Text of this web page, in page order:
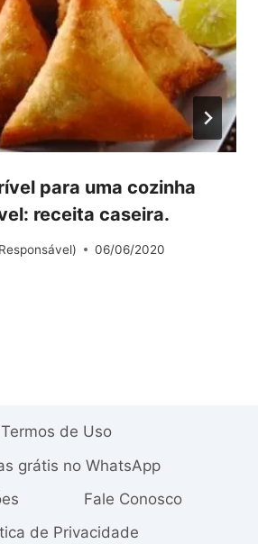
para uma cozinha
receita caseira.
06/06/2020
Termos de Uso
grátis no WhatsApp
Fale Conosco
de Privacidade